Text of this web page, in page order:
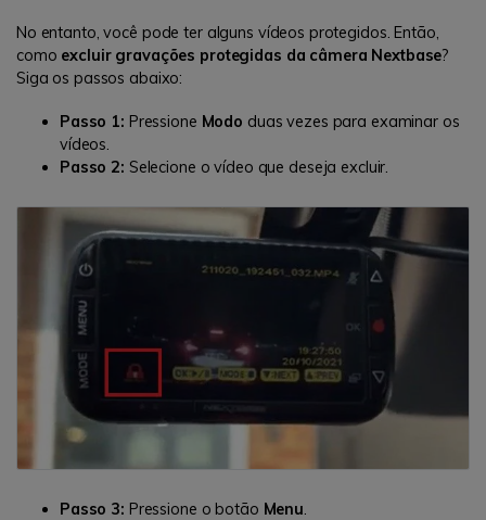
No entanto, você pode ter alguns vídeos protegidos. Então,
como excluir gravações protegidas da câmera Nextbase?
Siga os passos abaixo:
Passo 1: Pressione Modo duas vezes para examinar os
vídeos.
Passo 2: Selecione o vídeo que deseja excluir.
Passo 3: Pressione o botão Menu.